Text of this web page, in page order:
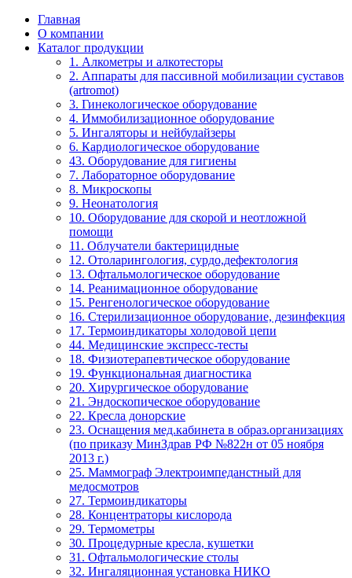
Главная
О компании
Каталог продукции
1. Алкометры и алкотесторы
2. Аппараты для пассивной мобилизации суставов
(artromot)
3. Гинекологическое оборудование
4. Иммобилизационное оборудование
5. Ингаляторы и нейбулайзеры
6. Кардиологическое оборудование
43. Оборудование для гигиены
7. Лабораторное оборудование
8. Микроскопы
9. Неонатология
10. Оборудование для скорой и неотложной
помощи
11. Облучатели бактерицидные
12. Отоларингология, сурдо,дефектология
13. Офтальмологическое оборудование
14. Реанимационное оборудование
15. Ренгенологическое оборудование
16. Стерилизационное оборудование, дезинфекция
17. Термоиндикаторы холодовой цепи
44. Медицинские экспресс-тесты
18. Физиотерапевтическое оборудование
19. Функциональная диагностика
20. Хирургическое оборудование
21. Эндоскопическое оборудование
22. Кресла донорские
23. Оснащения мед.кабинета в образ.организациях
(по приказу МинЗдрав РФ №822н от 05 ноября
2013 г.)
25. Маммограф Электроимпеданстный для
медосмотров
27. Термоиндикаторы
28. Концентраторы кислорода
29. Термометры
30. Процедурные кресла, кушетки
31. Офтальмологические столы
32. Ингаляционная установка НИКО